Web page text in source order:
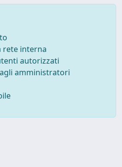
rete interna
autorizzati
amministratori